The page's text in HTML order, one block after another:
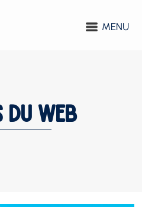
MENU
du web